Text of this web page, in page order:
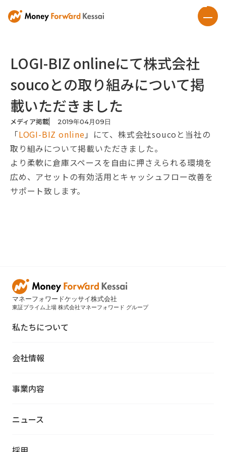
LOGI-BIZ onlineにて株式会社
soucoとの取り組みについて掲
載いただきました
メディア掲載 2019年04月09日
「LOGI-BIZ online 」にて、株式会社soucoと当社の
取り組みについて掲載いただきました。
より柔軟に倉庫スペースを自由に押さえられる環境を
広め、アセットの有効活用とキャッシュフロー改善を
サポート致します。
マネーフォワードケッサイ株式会社
東証プライム上場 株式会社マネーフォワード グループ
私たちについて
会社情報
事業内容
ニュース